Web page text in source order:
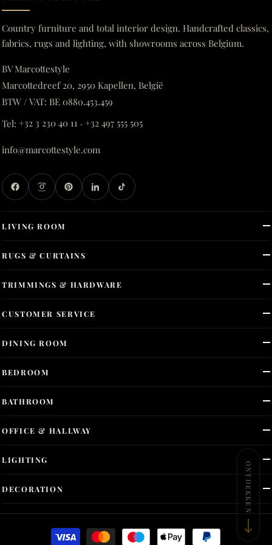
Country furniture and total interior design. Handcrafted classics,
fabrics, rugs and lighting, with showrooms across Belgium.
BV Marcottestyle
Marcottedreef 20, 2950 Kapellen, België
BTW / VAT: BE 0880.453.459
Tel: +32 3 230 40 11 · +32 497 555 505
info@marcottestyle.com
LIVING ROOM
DINING ROOM
BEDROOM
BATHROOM
OFFICE & HALLWAY
LIGHTING
DECORATION
RUGS & CURTAINS
TRIMMINGS & HARDWARE
CUSTOMER SERVICE
ONTDEKKEN